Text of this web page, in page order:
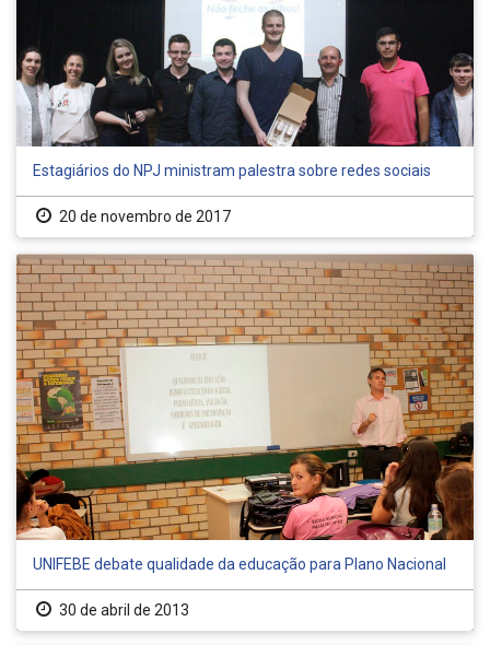
Estagiários do NPJ ministram palestra sobre redes sociais
20 de novembro de 2017
UNIFEBE debate qualidade da educação para Plano Nacional
30 de abril de 2013